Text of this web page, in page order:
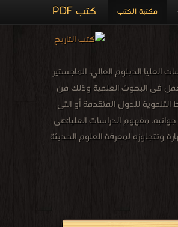
كتب PDF مكتبة الكتب
الدبلوم العالي، الماجستير
فى البحوث العلمية وذلك من
للدول المتقدمة أو التى
مفهوم الدراسات العليا:هى
وتتجاوزه لمعرفة العلوم الحديثة